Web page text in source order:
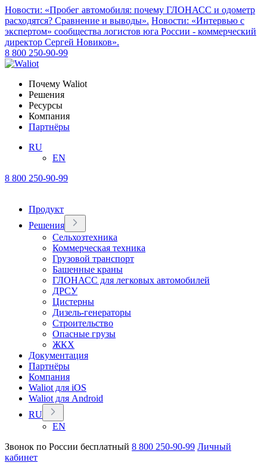
Новости: «Пробег автомобиля: почему ГЛОНАСС и одометр
расходятся? Сравнение и выводы». Новости: «Интервью с
экспертом» сообщества логистов юга России - коммерческий
директор Сергей Новиков».
8 800 250-90-99
Почему Waliot
Решения
Ресурсы
Компания
Партнёры
RU
EN
8 800 250-90-99
Продукт
Решения
Сельхозтехника
Коммерческая техника
Грузовой транспорт
Башенные краны
ГЛОНАСС для легковых автомобилей
ДРСУ
Цистерны
Дизель-генераторы
Строительство
Опасные грузы
ЖКХ
Документация
Партнёры
Компания
Waliot для iOS
Waliot для Android
RU
EN
Звонок по России бесплатный 8 800 250-90-99 Личный
кабинет